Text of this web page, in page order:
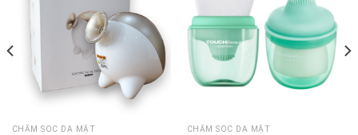
CHĂM SÓC DA MẶT CHĂM SÓC DA MẶT